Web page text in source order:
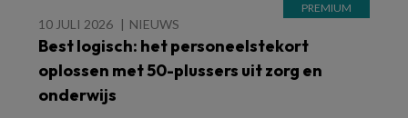
10 JULI 2026 NIEUWS
Best logisch: het personeelstekort
oplossen met 50-plussers uit zorg en
onderwijs